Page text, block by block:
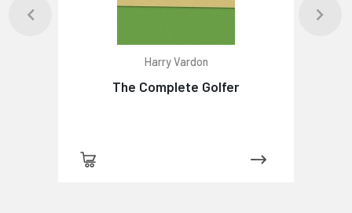
Harry Vardon
The Complete Golfer